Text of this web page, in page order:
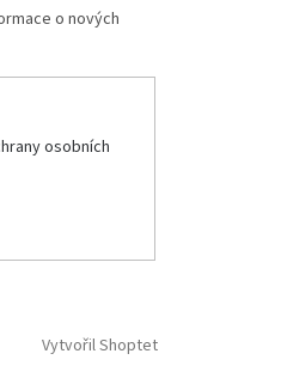
o nových
osobních
Vytvořil Shoptet